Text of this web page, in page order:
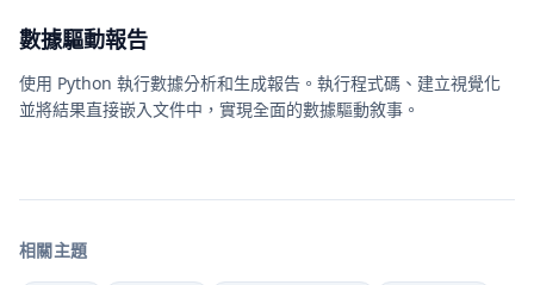
數據驅動報告
使用 Python 執行數據分析和生成報告。執行程式碼、建立視覺化
並將結果直接嵌入文件中，實現全面的數據驅動敘事。
相關主題